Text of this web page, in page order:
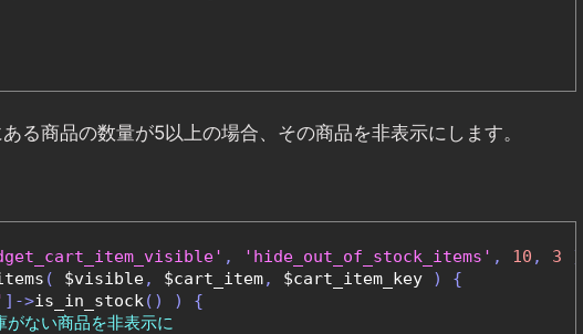
る商品の数量が5以上の場合、その商品を非表示にします。
, 'hide_out_of_stock_items' , 10 , 3
);
( $visible, $cart_item, $cart_item_key )
{
]->is_in_stock() )
{
ない商品を非表示に